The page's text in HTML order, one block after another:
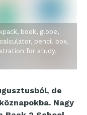
book, globe,
pencil box,
for study,
de
Nagy